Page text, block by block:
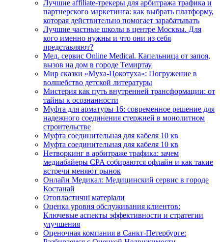
Лучшие affiliate-трекеры для арбитража трафика и
партнерского маркетинга: как выбрать платформу,
которая действительно помогает зарабатывать
Лучшие частные школы в центре Москвы. Для
кого именно нужны и что они из себя
представляют?
Мед. сервис Online Medical. Капельница от запоя,
вызов на дом в городе Темиртау
Мир сказки «Муха-Цокотуха»: Погружение в
волшебство детской литературы
Мистерия как путь внутренней трансформации: от
тайны к осознанности
Муфта для арматуры 16: современное решение для
надежного соединения стержней в монолитном
строительстве
Муфта соединительная для кабеля 10 кв
Муфта соединительная для кабеля 10 кв
Нетворкинг в арбитраже трафика: зачем
медиабайеры CPA собираются офлайн и как такие
встречи меняют рынок
Онлайн Медикал: Медицинский сервис в городе
Костанай
Отопластичні матеріали
Оценка уровня обслуживания клиентов:
Ключевые аспекты эффективности и стратегии
улучшения
Оценочная компания в Санкт-Петербурге: